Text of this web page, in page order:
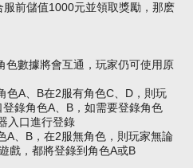
前儲值1000元並領取獎勵，那麽
色數據將會互通，玩家仍可使用原
色A、B在2服有角色C、D，則玩
登錄角色A、B，如需要登錄角色
入口進行登錄
A、B，在2服無角色，則玩家無論
戲，都將登錄到角色A或B